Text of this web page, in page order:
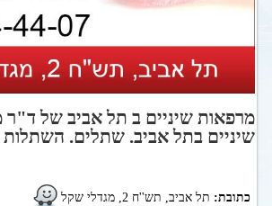
מרפאות שיניים ב תל אביב של ד"ר
שיניים בתל אביב. שתלים. השתלות
כתובת: תל אביב, תש''ח 2, מגדלי שקל